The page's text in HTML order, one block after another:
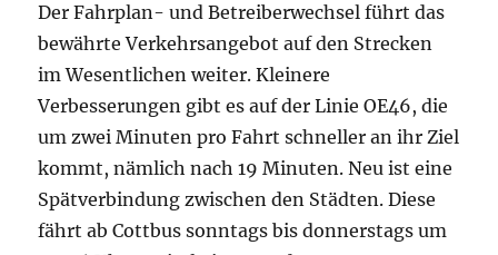
Der Fahrplan- und Betreiberwechsel führt das
bewährte Verkehrsangebot auf den Strecken
im Wesentlichen weiter. Kleinere
Verbesserungen gibt es auf der Linie OE46, die
um zwei Minuten pro Fahrt schneller an ihr Ziel
kommt, nämlich nach 19 Minuten. Neu ist eine
Spätverbindung zwischen den Städten. Diese
fährt ab Cottbus sonntags bis donnerstags um